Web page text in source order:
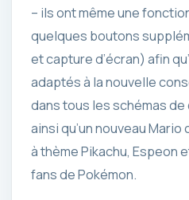
– ils ont même une
quelques boutons
et capture d’écran) afin
adaptés à la nouvelle
dans tous les schémas
ainsi qu’un nouveau
à thème Pikachu, Espeon
fans de Pokémon.